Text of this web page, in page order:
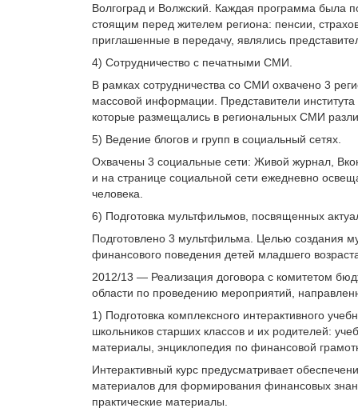
Волгоград и Волжский. Каждая программа была
стоящим перед жителем региона: пенсии,
приглашенные в передачу, являлись
4) Сотрудничество с печатными СМИ.
В рамках сотрудничества со СМИ охвачено 3
массовой информации. Представители
которые размещались в региональных СМИ
5) Ведение блогов и групп в социальный сетях.
Охвачены 3 социальные сети: Живой журнал,
и на странице социальной сети ежедневно
человека.
6) Подготовка мультфильмов, посвященных
Подготовлено 3 мультфильма. Целью создания
финансового поведения детей младшего
2012/13 — Реализация договора с комитетом
области по проведению мероприятий,
1) Подготовка комплексного интерактивного
школьников старших классов и их родителей:
материалы, энциклопедия по финансовой
Интерактивный курс предусматривает
материалов для формирования финансовых
практические материалы.